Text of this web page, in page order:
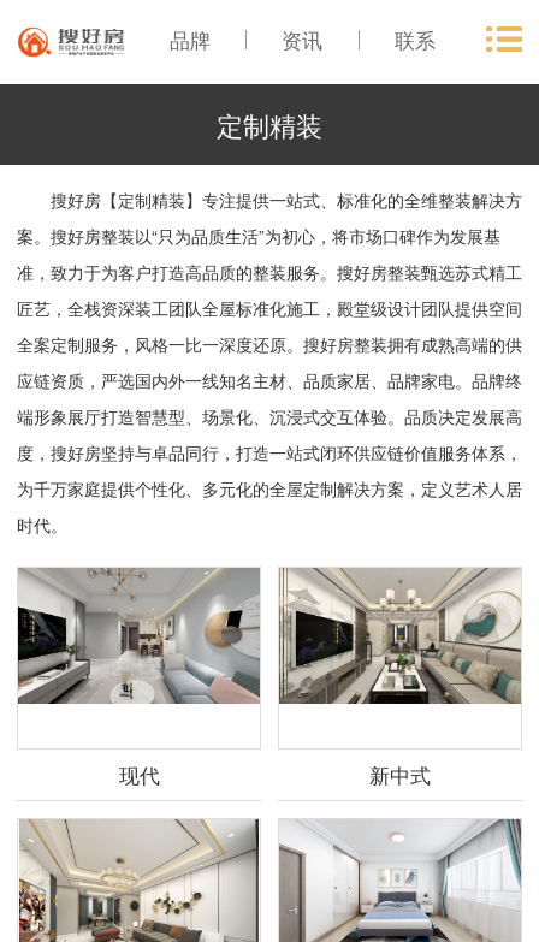
品牌 资讯 联系
定制精装
搜好房【定制精装】专注提供一站式、标准化的全维整装解决方
案。搜好房整装以“只为品质生活”为初心，将市场口碑作为发展基
准，致力于为客户打造高品质的整装服务。搜好房整装甄选苏式精工
匠艺，全栈资深装工团队全屋标准化施工，殿堂级设计团队提供空间
全案定制服务，风格一比一深度还原。搜好房整装拥有成熟高端的供
应链资质，严选国内外一线知名主材、品质家居、品牌家电。品牌终
端形象展厅打造智慧型、场景化、沉浸式交互体验。品质决定发展高
度，搜好房坚持与卓品同行，打造一站式闭环供应链价值服务体系，
为千万家庭提供个性化、多元化的全屋定制解决方案，定义艺术人居
时代。
现代 新中式